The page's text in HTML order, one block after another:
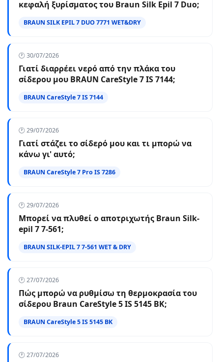
κεφαλή ξυρίσματος του Braun Silk Epil 7 Duo;
BRAUN SILK EPIL 7 DUO 7771 WET&DRY
🕐 30/07/2026
Γιατί διαρρέει νερό από την πλάκα του
σίδερου μου BRAUN CareStyle 7 IS 7144;
BRAUN CareStyle 7 IS 7144
🕐 29/07/2026
Γιατί στάζει το σίδερό μου και τι μπορώ να
κάνω γι' αυτό;
BRAUN CareStyle 7 Pro IS 7286
🕐 29/07/2026
Μπορεί να πλυθεί ο αποτριχωτής Braun Silk-
epil 7 7-561;
BRAUN SILK-EPIL 7 7-561 WET & DRY
🕐 27/07/2026
Πώς μπορώ να ρυθμίσω τη θερμοκρασία του
σίδερου Braun CareStyle 5 IS 5145 BK;
BRAUN CareStyle 5 IS 5145 BK
🕐 27/07/2026